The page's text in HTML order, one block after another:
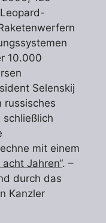
10.000
Selenskij
russisches
mit einem
Jahren“. –
durch das
Kanzler